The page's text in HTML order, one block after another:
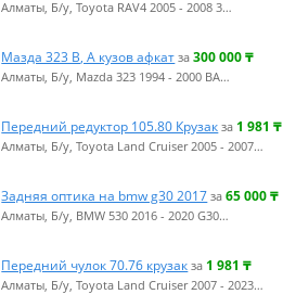
Алматы, Б/у, Toyota RAV4 2005 - 2008 3…
Мазда 323 В, А кузов афкат за300 000₸
Алматы, Б/у, Mazda 323 1994 - 2000 BA…
Передний редуктор 105.80 Крузак за 1 981₸
Алматы, Б/у, Toyota Land Cruiser 2005 - 2007…
Задняя оптика на bmw g30 2017 за65 000₸
Алматы, Б/у, BMW 530 2016 - 2020 G30…
Передний чулок 70.76 крузак за 1 981₸
Алматы, Б/у, Toyota Land Cruiser 2007 - 2023…